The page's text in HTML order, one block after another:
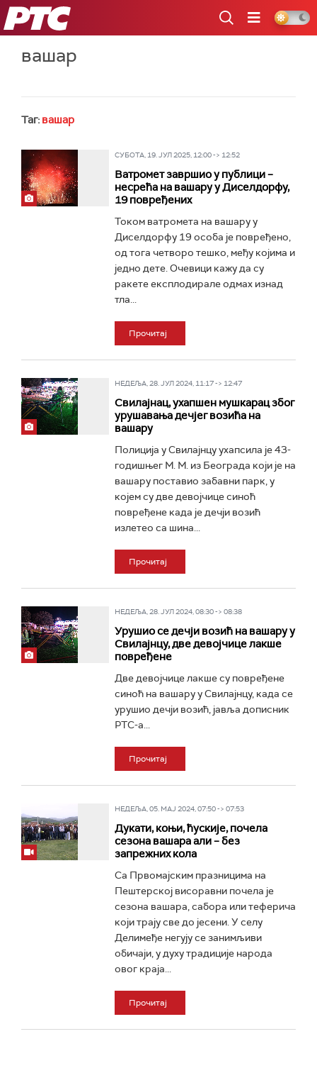
РТС
вашар
Таг: вашар
СУБОТА, 19. ЈУЛ 2025, 12:00 -> 12:52
Ватромет завршио у публици –
несрећа на вашару у Диселдорфу,
19 повређених
Током ватромета на вашару у
Диселдорфу 19 особа је повређено,
од тога четворо тешко, међу којима и
једно дете. Очевици кажу да су
ракете експлодирале одмах изнад
тла...
Прочитај
НЕДЕЉА, 28. ЈУЛ 2024, 11:17 -> 12:47
Свилајнац, ухапшен мушкарац због
урушавања дечјег возића на
вашару
Полиција у Свилајнцу ухапсила је 43-
годишњег М. М. из Београда који је на
вашару поставио забавни парк, у
којем су две девојчице синоћ
повређене када је дечји возић
излетео са шина...
Прочитај
НЕДЕЉА, 28. ЈУЛ 2024, 08:30 -> 08:38
Урушио се дечји возић на вашару у
Свилајнцу, две девојчице лакше
повређене
Две девојчице лакше су повређене
синоћ на вашару у Свилајнцу, када се
урушио дечји возић, јавља дописник
РТС-а...
Прочитај
НЕДЕЉА, 05. МАЈ 2024, 07:50 -> 07:53
Дукати, коњи, ћускије, почела
сезона вашара али – без
запрежних кола
Са Првомајским празницима на
Пештерској висоравни почела је
сезона вашара, сабора или теферича
који трају све до јесени. У селу
Делимеђе негују се занимљиви
обичаји, у духу традиције народа
овог краја...
Прочитај